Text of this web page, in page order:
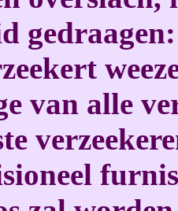
van alle